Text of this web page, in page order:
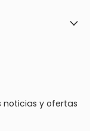
noticias y ofertas